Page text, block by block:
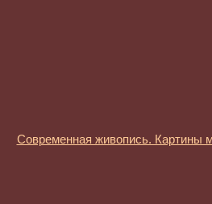
Современная живопись. Картины